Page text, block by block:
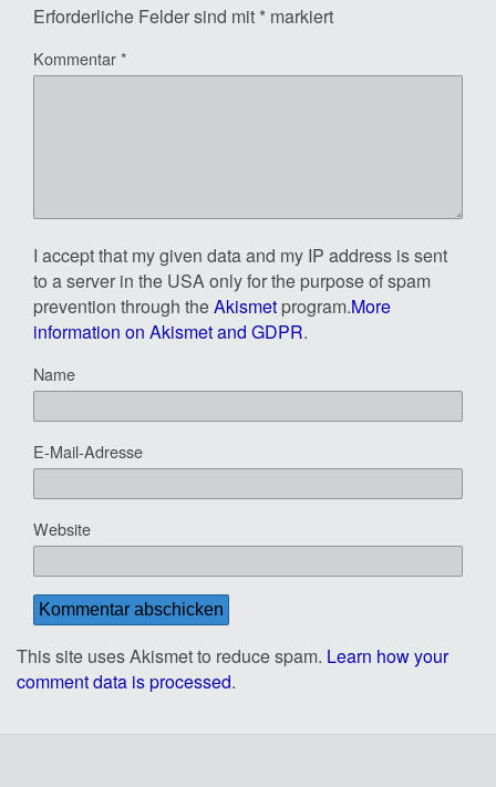
Erforderliche Felder sind mit * markiert
Kommentar*
I accept that my given data and my IP address is sent
to a server in the USA only for the purpose of spam
prevention through theAkismet program.More
information on Akismet and GDPR.
Name
E-Mail-Adresse
Website
This site uses Akismet to reduce spam. Learn how your
comment data is processed.